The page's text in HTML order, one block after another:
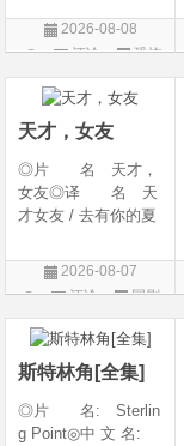
玫瑰 / 英伦转生号
(港) / 谜航(台)◎年
地: 英国◎类
别: 剧情 / 恐
2026-08-08
评论
恐怖
片
天才，女友
◎片 名 天才，
女友◎译 名 天
才女友 / 去有你的夏
年 代 2026◎
产 地 中国大陆
爱情◎语 言 汉
语普通话◎上映日期
2026-08-07
评论
国剧
斯特林角[全集]
◎片 名: Sterlin
g Point◎中 文 名: